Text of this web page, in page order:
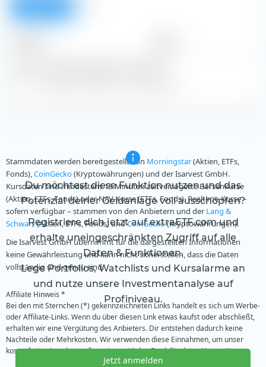
Du möchtest diese Funktion nutzen und das
Potenzial deiner Geldanlage voll ausschöpfen?
Registriere dich jetzt auf extraETF.com und
erhalte uneingeschränkten Zugriff auf alle
Daten & Funktionen.
Lege Portfolios, Watchlists und Kursalarme an
und nutze unsere Investmentanalyse auf
Profiniveau.
Jetzt anmelden
Stammdaten werden bereitgestellt von Morningstar(Aktien, ETFs,
Fonds),CoinGecko(Kryptowährungen) und der Isarvest GmbH.
Kursdaten sind mindestens 15 Minuten zeitverzögerte Börsenkurse
(Aktien, ETFs, Fonds) oder NAV-Kurse (ETFs, Fonds). Realtime-Kurse –
sofern verfügbar – stammen von den Anbietern und der Lang &
Schwarz(Aktien, ETFs, Fonds) undCoinGecko(Kryptowährungen).
Die Isarvest GmbH übernimmt für die dargestellten Informationen
keine Gewährleistung und kann nicht sicherstellen, dass die Daten
vollständig und genau sind.
Affiliate Hinweis *
Bei den mit Sternchen (*) gekennzeichneten Links handelt es sich um Werbe-
oder Affiliate-Links. Wenn du über diesen Link etwas kaufst oder abschließt,
erhalten wir eine Vergütung des Anbieters. Dir entstehen dadurch keine
Nachteile oder Mehrkosten. Wir verwenden diese Einnahmen, um unser
kostenfreies Angebot zu finanzieren. Vielen Dank für deine Unterstützung.